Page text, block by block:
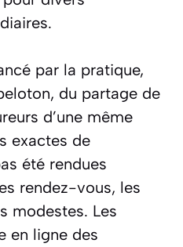
par la pratique,
du partage de
d’une même
exactes de
été rendues
rendez-vous, les
modestes. Les
en ligne des